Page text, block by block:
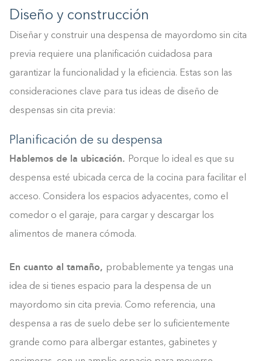
Diseño y construcción
Diseñar y construir una despensa de mayordomo sin cita
previa requiere una planificación cuidadosa para
garantizar la funcionalidad y la eficiencia. Estas son las
consideraciones clave para tus ideas de diseño de
despensas sin cita previa:
Planificación de su despensa
Hablemos de la ubicación. Porque lo ideal es que su
despensa esté ubicada cerca de la cocina para facilitar el
acceso. Considera los espacios adyacentes, como el
comedor o el garaje, para cargar y descargar los
alimentos de manera cómoda.
En cuanto al tamaño, probablemente ya tengas una
idea de si tienes espacio para la despensa de un
mayordomo sin cita previa. Como referencia, una
despensa a ras de suelo debe ser lo suficientemente
grande como para albergar estantes, gabinetes y